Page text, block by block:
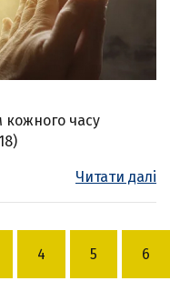
часу
Читати далі
4 5 6